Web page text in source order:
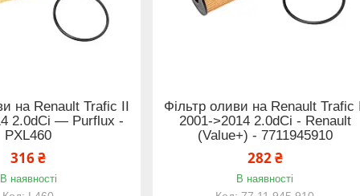
на Renault Trafic II
2.0dCi — Purflux -
PXL460
316 ₴
В наявності
Фільтр оливи на Renault Trafic II
2001->2014 2.0dCi - Renault
(Value+) - 7711945910
282 ₴
В наявності